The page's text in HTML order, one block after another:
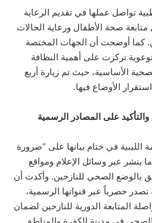
تواصل عملها في تقديم الرعاية
صحة الأطفال ورعاية الحالات
كما أوضحت أن الجهات المختصة
تركزت على أهمية النظافة
الأساسية، حيث تم زيارة أربع
الأوضاع فيها.
على المصادر الرسمية
في ختام بيانها على “ضرورة
ينشر عبر وسائل الإعلام ومواقع
بالوضع الصحي للنازحين. وأكدت أن
حصرياً عبر قنواتها الرسمية،
المتابعة الدورية للنازحين لضمان